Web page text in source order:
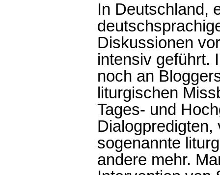
In Deutschland,
Diskussionen
intensiv geführt.
noch an
liturgischen
Tages- und
sogenannte
andere mehr.